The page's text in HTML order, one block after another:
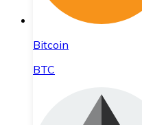
Bitcoin
BTC